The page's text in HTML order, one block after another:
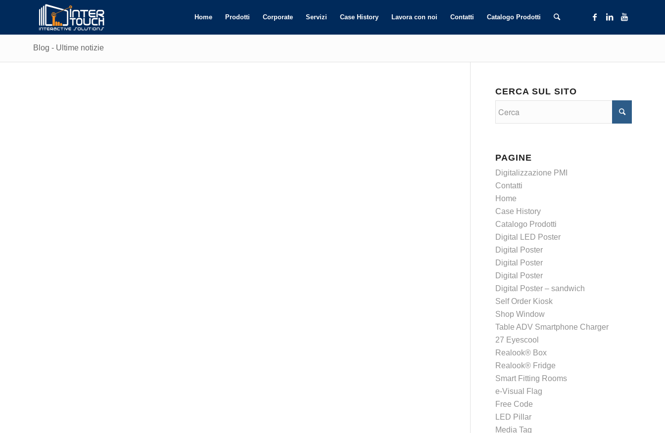
Home Prodotti Corporate Servizi Case History Lavora con noi Contatti Catalogo Prodotti
Blog - Ultime notizie
CERCA SUL SITO
PAGINE
Digitalizzazione PMI
Contatti
Home
Case History
Catalogo Prodotti
Digital LED Poster
Digital Poster
Digital Poster
Digital Poster
Digital Poster – sandwich
Self Order Kiosk
Shop Window
Table ADV Smartphone Charger
27 Eyescool
Realook® Box
Realook® Fridge
Smart Fitting Rooms
e-Visual Flag
Free Code
LED Pillar
Media Tag